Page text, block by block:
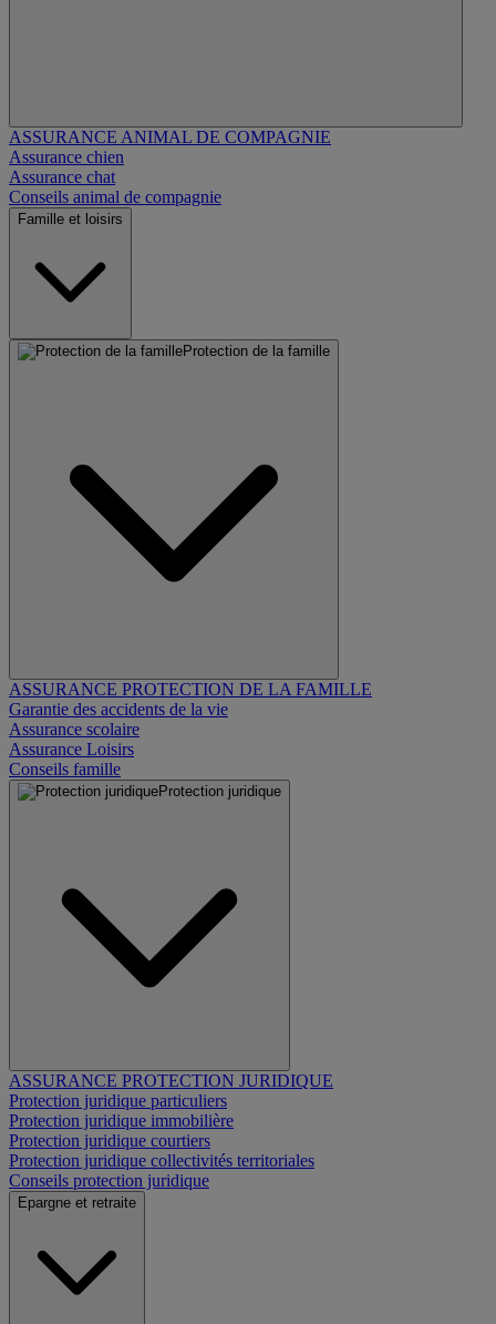
ASSURANCE ANIMAL DE COMPAGNIE
Assurance chien
Assurance chat
Conseils animal de compagnie
Famille et loisirs
Protection de la famille
ASSURANCE PROTECTION DE LA FAMILLE
Garantie des accidents de la vie
Assurance scolaire
Assurance Loisirs
Conseils famille
Protection juridique
ASSURANCE PROTECTION JURIDIQUE
Protection juridique particuliers
Protection juridique immobilière
Protection juridique courtiers
Protection juridique collectivités territoriales
Conseils protection juridique
Epargne et retraite